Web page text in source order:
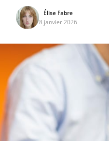
Élise Fabre
8 janvier 2026